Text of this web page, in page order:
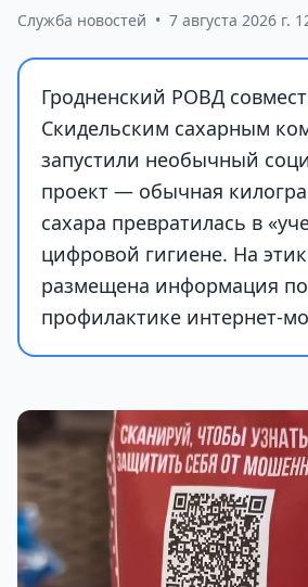
Служба новостей • 7 августа 2026 г.
Гродненский РОВД
Скидельским сахарным
запустили необычный
проект — обычная
сахара превратилась в
цифровой гигиене. На
размещена информация по
профилактике интернет-